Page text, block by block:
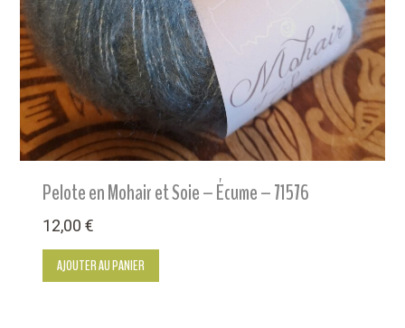
Pelote en Mohair et Soie – Écume – 71576
12,00€
AJOUTER AU PANIER